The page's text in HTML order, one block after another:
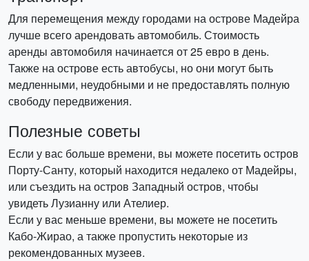
Для перемещения между городами на острове Мадейра
лучше всего арендовать автомобиль. Стоимость
аренды автомобиля начинается от 25 евро в день.
Также на острове есть автобусы, но они могут быть
медленными, неудобными и не предоставлять полную
свободу передвижения.
Полезные советы
Если у вас больше времени, вы можете посетить остров
Порту-Санту, который находится недалеко от Мадейры,
или съездить на остров Западный остров, чтобы
увидеть Лузианну или Ателиер.
Если у вас меньше времени, вы можете не посетить
Кабо-Жирао, а также пропустить некоторые из
рекомендованных музеев.